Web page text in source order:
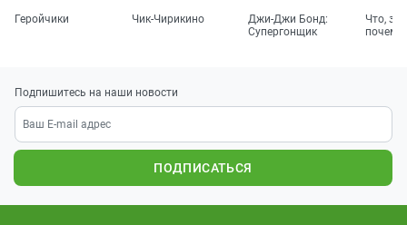
Геройчики Чик-Чирикино
Джи-Джи Бонд:
Супергонщик
Что,
Подпишитесь на наши новости
ПОДПИСАТЬСЯ